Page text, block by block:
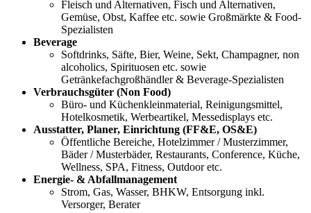
Fleisch und Alternativen, Fisch und Alternativen,
Gemüse, Obst, Kaffee etc. sowie Großmärkte & Food-
Spezialisten
Beverage
Softdrinks, Säfte, Bier, Weine, Sekt, Champagner, non
alcoholics, Spirituosen etc. sowie
Getränkefachgroßhändler & Beverage-Spezialisten
Verbrauchsgüter (Non Food)
Büro- und Küchenkleinmaterial, Reinigungsmittel,
Hotelkosmetik, Werbeartikel, Messedisplays etc.
Ausstatter, Planer, Einrichtung (FF&E, OS&E)
Öffentliche Bereiche, Hotelzimmer / Musterzimmer,
Bäder / Musterbäder, Restaurants, Conference, Küche,
Wellness, SPA, Fitness, Outdoor etc.
Energie- & Abfallmanagement
Strom, Gas, Wasser, BHKW, Entsorgung inkl.
Versorger, Berater